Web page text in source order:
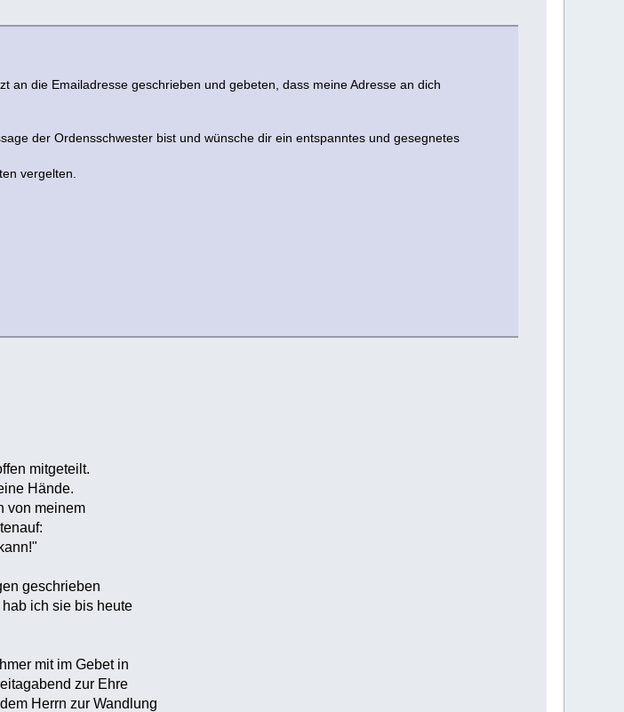
an die Emailadresse geschrieben und gebeten, dass meine Adresse an dich
der Ordensschwester bist und wünsche dir ein entspanntes und gesegnetes
vergelten.
mitgeteilt.
Hände.
von meinem
geschrieben
ich sie bis heute
mit im Gebet in
zur Ehre
Herrn zur Wandlung